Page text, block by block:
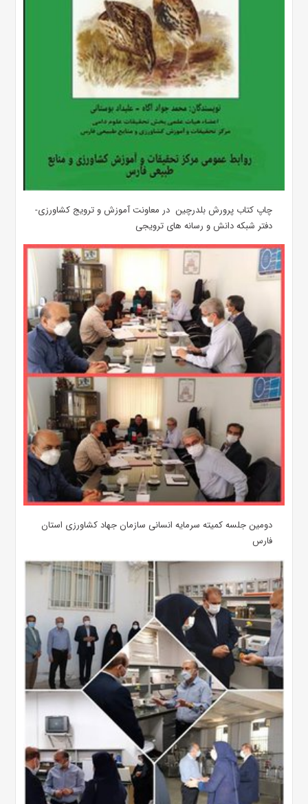
چاپ کتاب پرورش بلدرچین در معاونت آموزش و ترویج کشاورزی-
دفتر شبکه دانش و رسانه های ترویجی
دومین جلسه کمیته سرمایه انسانی سازمان جهاد کشاورزی استان
فارس